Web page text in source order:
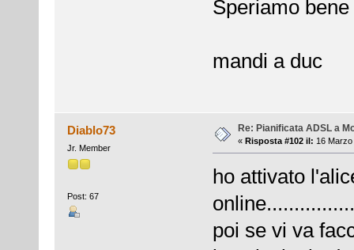
Speriamo bene
mandi a duc
Diablo73
Jr. Member
Post: 67
Re: Pianificata ADSL a
« Risposta #102 il: 16
ho attivato
poi se vi va